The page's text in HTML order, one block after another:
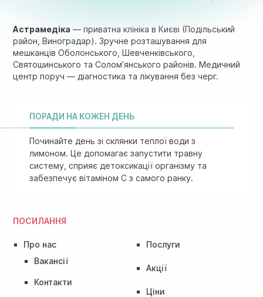
ПОСИЛАННЯ
Про нас
Вакансії
Контакти
Послуги
Акції
Ціни
Астрамедіка — приватна клініка в Києві (Подільський
район, Виноградар). Зручне розташування для
мешканців Оболонського, Шевченківського,
Святошинського та Солом’янського районів. Медичний
центр поруч — діагностика та лікування без черг.
ПОРАДИ НА КОЖЕН ДЕНЬ
Починайте день зі склянки теплої води з
лимоном. Це допомагає запустити травну
систему, сприяє детоксикації організму та
забезпечує вітаміном C з самого ранку.